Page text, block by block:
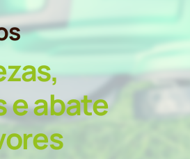
Serviços
Produtos
Sobre nós
e abate